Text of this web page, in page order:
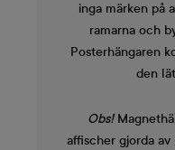
inga märken på
ramarna och
Posterhängaren
den
Obs!
affischer gjorda